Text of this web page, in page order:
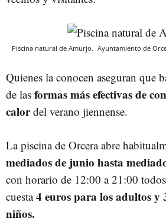
Piscina natural de Amurjo. Ayuntamiento de
Quienes la conocen aseguran que
de las formas más efectivas de
calordel verano jiennense.
La piscina de Orcera abre
mediados de junio hasta
con horario de 12:00 a 21:00
cuesta4 euros para los adultos y
niños.